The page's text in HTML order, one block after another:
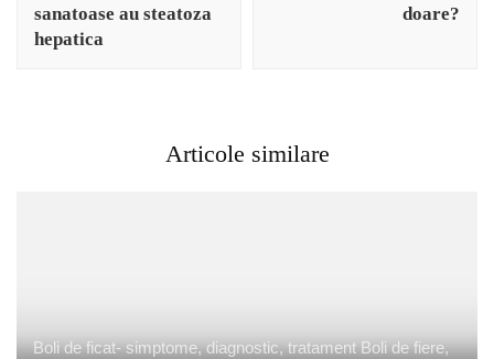
sanatoase au steatoza
hepatica
doare?
Articole similare
Boli de ficat- simptome, diagnostic, tratament Boli de fiere,